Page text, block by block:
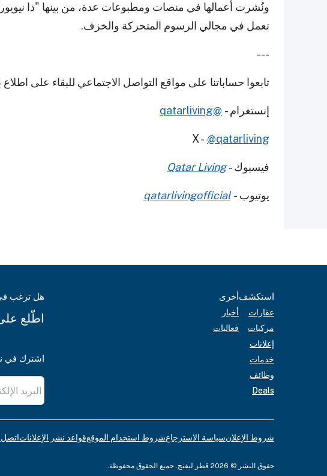
ونُشرت أعمالها في منصات ومطبوعات عدة، من بينها "ذا
تعمل في مجالي الرسوم المتحركة والخزف.
---
تابعوا حساباتنا على مواقع التواصل الاجتماعي للبقاء على
إنستغرام - @qatarliving
X - @qatarliving
فيسبوك -Qatar Living
يوتيوب -
qatarlivingofficial
استكشف
عقارات
مركبات
إعلانات
خدمات
وظائف
Deals
أخرى
أخبار
فعاليات
هل ترغب
اطّلع
اشترك في
شروط الإعلانسياسة الاسترجاعشروط استخدام الموقعقواعد نشر الإعلاناتاتصل
حقوق النشر © 2026 قطر ليفنج. جميع الحقوق محفوظة.